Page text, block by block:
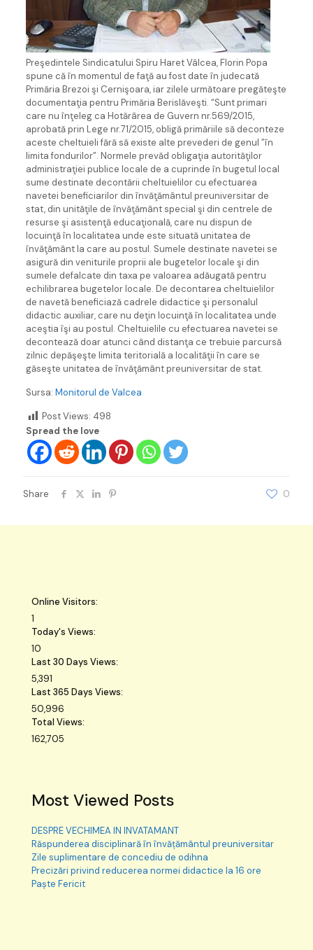
Preşedintele Sindicatului Spiru Haret Vâlcea, Florin Popa
spune că în momentul de faţă au fost date în judecată
Primăria Brezoi şi Cernişoara, iar zilele următoare pregăteşte
documentaţia pentru Primăria Berislăveşti. “Sunt primari
care nu înţeleg ca Hotărârea de Guvern nr.569/2015,
aprobată prin Lege nr.71/2015, obligă primăriile să deconteze
aceste cheltuieli fără să existe alte prevederi de genul ”în
limita fondurilor”. Normele prevăd obligaţia autorităţilor
administraţiei publice locale de a cuprinde în bugetul local
sume destinate decontării cheltuielilor cu efectuarea
navetei beneficiarilor din învăţământul preuniversitar de
stat, din unităţile de învăţământ special şi din centrele de
resurse şi asistenţă educaţională, care nu dispun de
locuinţă în localitatea unde este situată unitatea de
învăţământ la care au postul. Sumele destinate navetei se
asigură din veniturile proprii ale bugetelor locale şi din
sumele defalcate din taxa pe valoarea adăugată pentru
echilibrarea bugetelor locale. De decontarea cheltuielilor
de navetă beneficiază cadrele didactice şi personalul
didactic auxiliar, care nu deţin locuinţă în localitatea unde
aceştia îşi au postul. Cheltuielile cu efectuarea navetei se
decontează doar atunci când distanţa ce trebuie parcursă
zilnic depăşeşte limita teritorială a localităţii în care se
găseşte unitatea de învăţământ preuniversitar de stat.
Sursa: Monitorul de Valcea
Post Views: 498
Spread the love
Share 0
Online Visitors:
1
Today's Views:
10
Last 30 Days Views:
5,391
Last 365 Days Views:
50,996
Total Views:
162,705
Most Viewed Posts
DESPRE VECHIMEA IN INVATAMANT
Răspunderea disciplinară în învățământul preuniversitar
Zile suplimentare de concediu de odihna
Precizări privind reducerea normei didactice la 16 ore
Paște Fericit